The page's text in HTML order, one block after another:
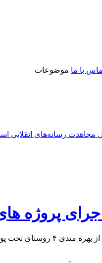
با ما موضوعات
رسانه‌های انقلابی
طرح جهاد آبرسانی خبر داد.